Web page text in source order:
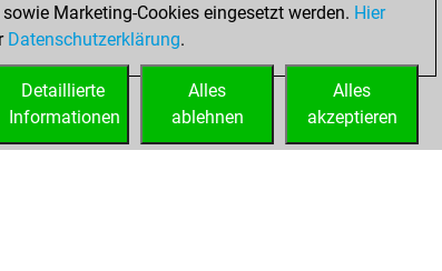
Marketing-Cookies eingesetzt werden. Hier
Datenschutzerklärung.
Alles
akzeptieren
Alles
ablehnen
Detaillierte
Informationen